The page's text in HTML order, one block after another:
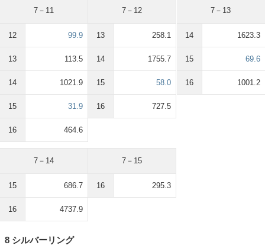
7－11
12 99.9
13 113.5
14 1021.9
15 31.9
16 464.6
7－12
13 258.1
14 1755.7
15 58.0
16 727.5
7－13
14 1623.3
15 69.6
16 1001.2
7－14
15 686.7
16 4737.9
7－15
16 295.3
8 シルバーリング